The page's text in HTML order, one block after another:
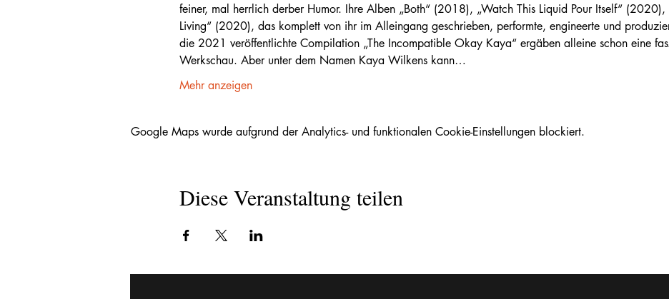
feiner, mal herrlich derber Humor. Ihre Alben „Both“ (2018), „Watch This Liquid Pour Itself“
Living“ (2020), das komplett von ihr im Alleingang geschrieben, performte, engineerte und
die 2021 veröffentlichte Compilation „The Incompatible Okay Kaya“ ergäben alleine schon eine
Werkschau. Aber unter dem Namen Kaya Wilkens kann…
Mehr anzeigen
Google Maps wurde aufgrund der Analytics- und funktionalen Cookie-Einstellungen blockiert.
Diese Veranstaltung teilen